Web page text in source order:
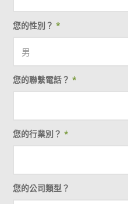
您的性別？*
您的聯繫電話？*
您的行業別？*
您的公司類型？